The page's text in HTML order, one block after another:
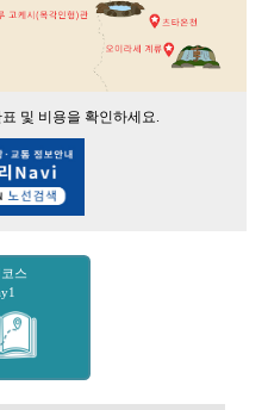
및 비용을 확인하세요.
스